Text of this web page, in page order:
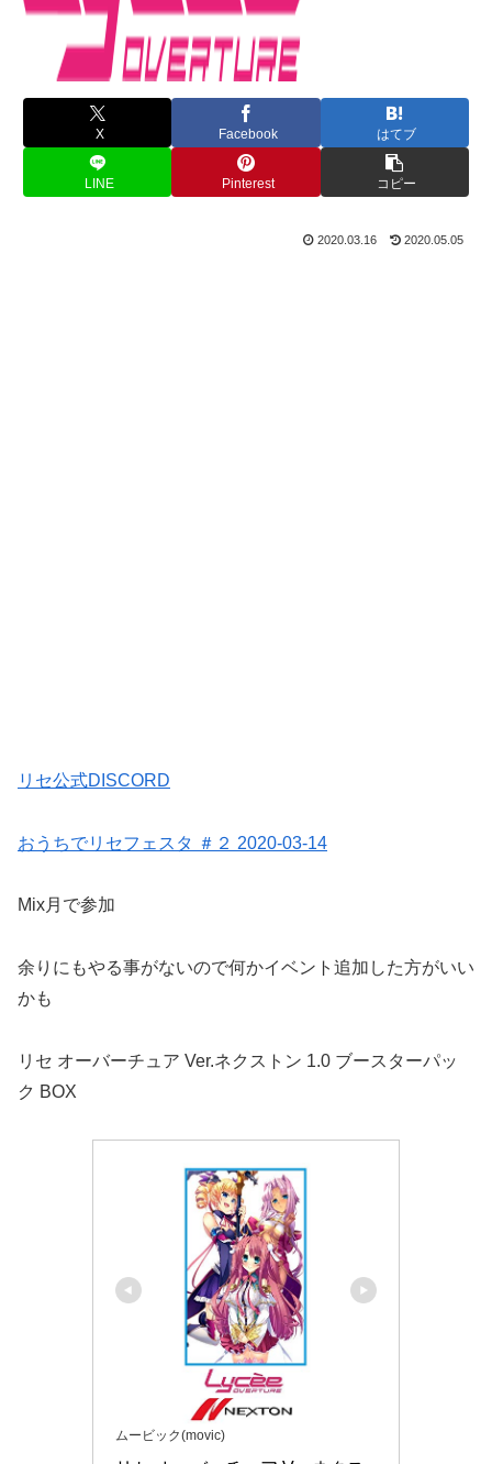
X Facebook はてブ
LINE Pinterest コピー
2020.03.16 2020.05.05
リセ公式DISCORD
おうちでリセフェスタ ＃２ 2020-03-14
Mix月で参加
余りにもやる事がないので何かイベント追加した方がいい
かも
リセ オーバーチュア Ver.ネクストン 1.0 ブースターパッ
ク BOX
ムービック(movic)